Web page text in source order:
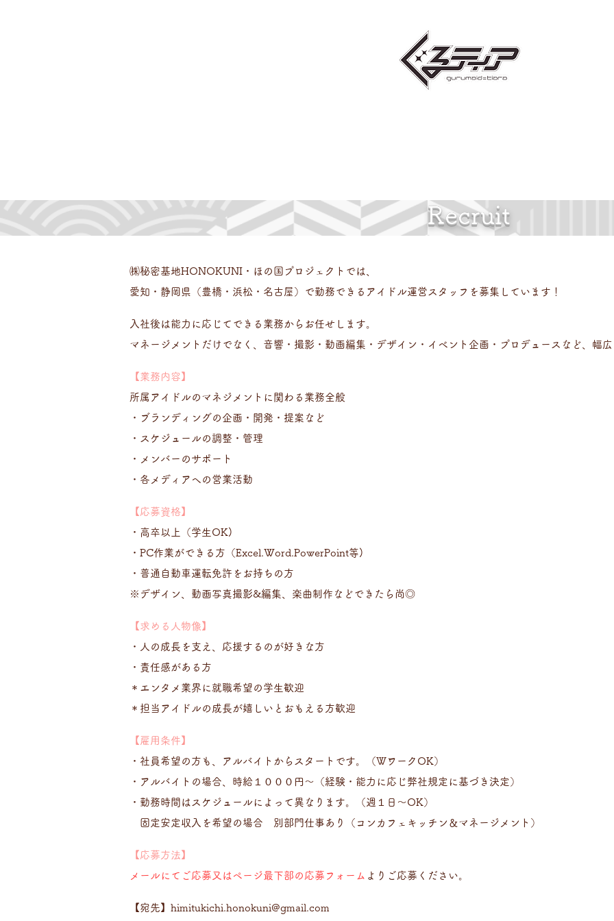
​Recruit
㈱秘密基地HONOKUNI・ほの国プロジェクトでは、
愛知・静岡県（豊橋・浜松・名古屋）で勤務できるアイドル運営スタッフを募集しています！
入社後は能力に応じてできる業務からお任せします。
マネージメントだけでなく、音響・撮影・動画編集・デザイン・イベント企画・プロデュースなど、幅広
【業務内容】
所属アイドルのマネジメントに関わる業務全般
・ブランディングの企画・開発・提案など
・スケジュールの調整・管理
・メンバーのサポート
・各メディアへの営業活動
【応募資格】
・高卒以上（学生OK)
・PC作業ができる方（Excel.Word.PowerPoint等)
・普通自動車運転免許をお持ちの方
※デザイン、動画写真撮影&編集、楽曲制作などできたら尚◎
【求める人物像】
・人の成長を支え、応援するのが好きな方
・責任感がある方
＊エンタメ業界に就職希望の学生歓迎
＊担当アイドルの成長が嬉しいとおもえる方歓迎
【雇用条件】
・社員希望の方も、アルバイトからスタートです。（ＷワークOK）
・アルバイトの場合、時給１０００円～（経験・能力に応じ弊社規定に基づき決定）
・勤務時間はスケジュールによって異なります。（週１日～OK）
固定安定収入を希望の場合 別部門仕事あり（コンカフェキッチン＆マネージメント）
【応募方法】
メールにてご応募又はページ最下部の応募フォーム よりご応募ください。
【宛先】 himitukichi.honokuni@gmail.com